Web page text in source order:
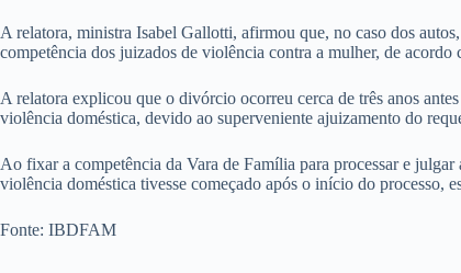
A relatora, ministra Isabel Gallotti, afirmou que, no caso dos
competência dos juizados de violência contra a mulher, de acordo
A relatora explicou que o divórcio ocorreu cerca de três anos
violência doméstica, devido ao superveniente ajuizamento do
Ao fixar a competência da Vara de Família para processar e
violência doméstica tivesse começado após o início do processo,
Fonte: IBDFAM